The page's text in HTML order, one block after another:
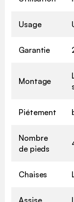
Usage
Garantie
Montage
Piétement
Nombre
de pieds
Chaises
Assise